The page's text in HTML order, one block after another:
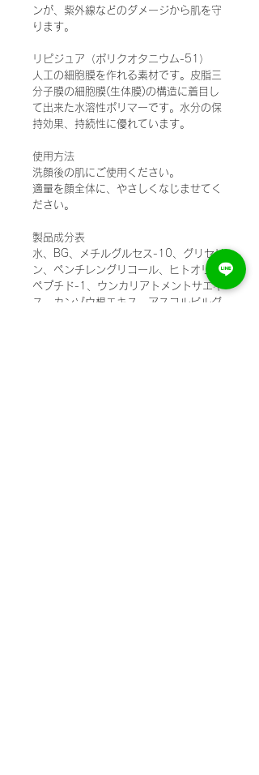
ンが、紫外線などのダメージから肌を守
ります。
リピジュア（ポリクオタニウム-51）
人工の細胞膜を作れる素材です。皮脂三
分子膜の細胞膜(生体膜)の構造に着目し
て出来た水溶性ポリマーです。水分の保
持効果、持続性に優れています。
使用方法
洗顔後の肌にご使用ください。
適量を顔全体に、やさしくなじませてく
ださい。
製品成分表
水、BG、メチルグルセス-10、グリセリ
ン、ペンチレングリコール、ヒトオリゴ
ペプチド-1、ウンカリアトメントサエキ
ス、カンゾウ根エキス、アスコルビルグ